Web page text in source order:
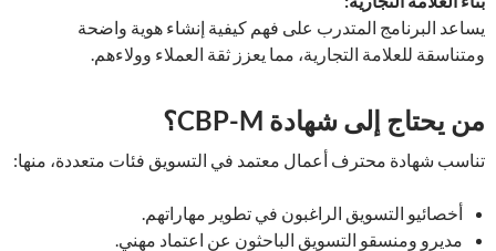
يساعد البرنامج المتدرب على فهم كيفية إنشاء هوية واضحة
ومتناسقة للعلامة التجارية، مما يعزز ثقة العملاء وولاءهم.
من يحتاج إلى شهادة CBP-M؟
تناسب شهادة محترف أعمال معتمد في التسويق فئات متعددة، منها:
أخصائيو التسويق الراغبون في تطوير مهاراتهم.
مديرو ومنسقو التسويق الباحثون عن اعتماد مهني.